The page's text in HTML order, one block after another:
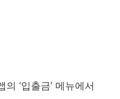
의 ‘입출금’ 메뉴에서